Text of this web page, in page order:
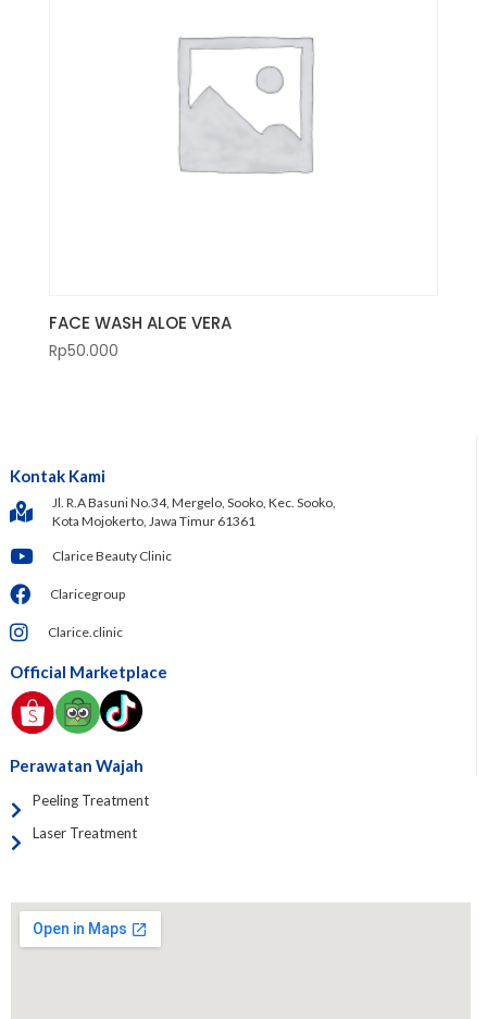
FACE WASH ALOE VERA
Rp50.000
Kontak Kami
Jl. R.A Basuni No.34, Mergelo, Sooko, Kec. Sooko,
Kota Mojokerto, Jawa Timur 61361
Clarice Beauty Clinic
Claricegroup
Clarice.clinic
Official Marketplace
Perawatan Wajah
Peeling Treatment
Laser Treatment